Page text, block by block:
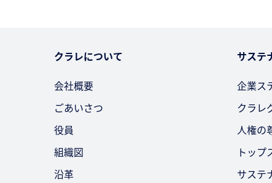
クラレについて
会社概要
ごあいさつ
役員
組織図
沿革
サステ
企業ス
クラレ
人権の
トップ
サステ